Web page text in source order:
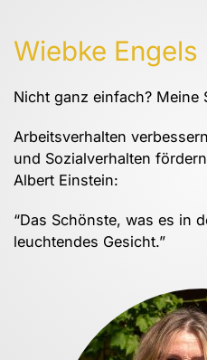
Wiebke Engels
Nicht ganz einfach? Meine
Arbeitsverhalten
und Sozialverhalten
Albert Einstein:
“Das Schönste, was es in
leuchtendes Gesicht.”